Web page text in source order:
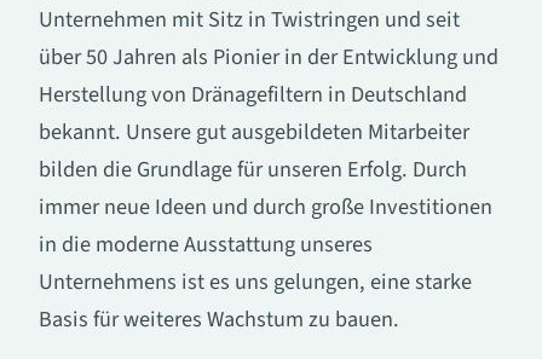
Unternehmen mit Sitz in Twistringen und seit
über 50 Jahren als Pionier in der Entwicklung und
Herstellung von Dränagefiltern in Deutschland
bekannt. Unsere gut ausgebildeten Mitarbeiter
bilden die Grundlage für unseren Erfolg. Durch
immer neue Ideen und durch große Investitionen
in die moderne Ausstattung unseres
Unternehmens ist es uns gelungen, eine starke
Basis für weiteres Wachstum zu bauen.